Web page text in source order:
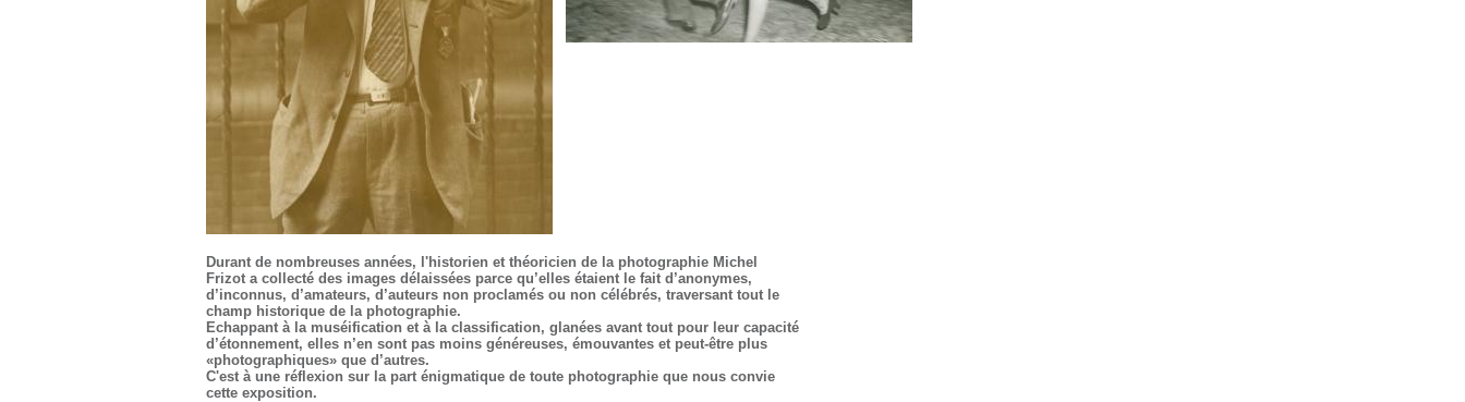
Durant de nombreuses années, l'historien et théoricien de la photographie Michel
Frizot a collecté des images délaissées parce qu’elles étaient le fait d’anonymes,
d’inconnus, d’amateurs, d’auteurs non proclamés ou non célébrés, traversant tout le
champ historique de la photographie.
Echappant à la muséification et à la classification, glanées avant tout pour leur capacité
d’étonnement, elles n’en sont pas moins généreuses, émouvantes et peut-être plus
«photographiques» que d’autres.
C'est à une réflexion sur la part énigmatique de toute photographie que nous convie
cette exposition.